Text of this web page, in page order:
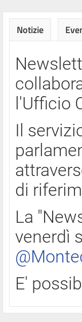
Notizie
l'Ufficio
Il
di
La
venerdì
E'